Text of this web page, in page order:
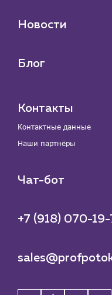
Новости
Блог
Контакты
Контактные данные
Наши партнёры
Чат-бот
+7 (918) 070-